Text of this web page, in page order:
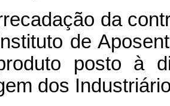
da
de
posto à
dos